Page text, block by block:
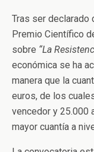
Tras ser
Premio Científico
sobre “La
económica se ha
manera que la
euros, de los
vencedor y 25.000
mayor cuantía a